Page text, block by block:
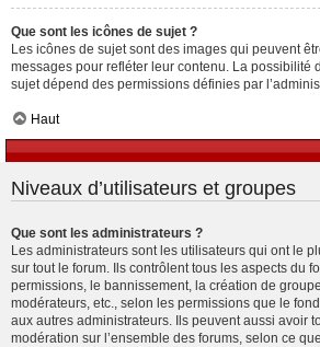
Que sont les icônes de sujet ?
Les icônes de sujet sont des images qui peuvent
messages pour refléter leur contenu. La possibilité
sujet dépend des permissions définies par
Haut
Niveaux d’utilisateurs et groupes
Que sont les administrateurs ?
Les administrateurs sont les utilisateurs qui ont le
sur tout le forum. Ils contrôlent tous les aspects du
permissions, le bannissement, la création de
modérateurs, etc., selon les permissions que le
aux autres administrateurs. Ils peuvent aussi avoir
modération sur l’ensemble des forums, selon ce